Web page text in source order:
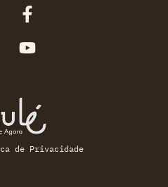
de Privacidade